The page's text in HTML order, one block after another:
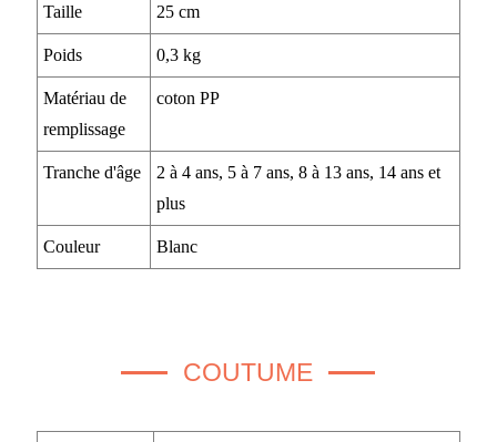
Taille 25 cm
Poids 0,3 kg
Matériau de
remplissage
coton PP
Tranche d'âge
2 à 4 ans, 5 à 7 ans, 8 à 13 ans, 14 ans et
plus
Couleur Blanc
COUTUME